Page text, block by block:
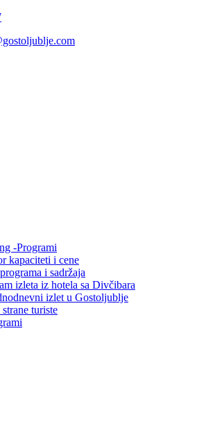
-Programi
kapaciteti i cene
i sadržaja
izleta iz hotela sa Divčibara
izlet u Gostoljublje
turiste